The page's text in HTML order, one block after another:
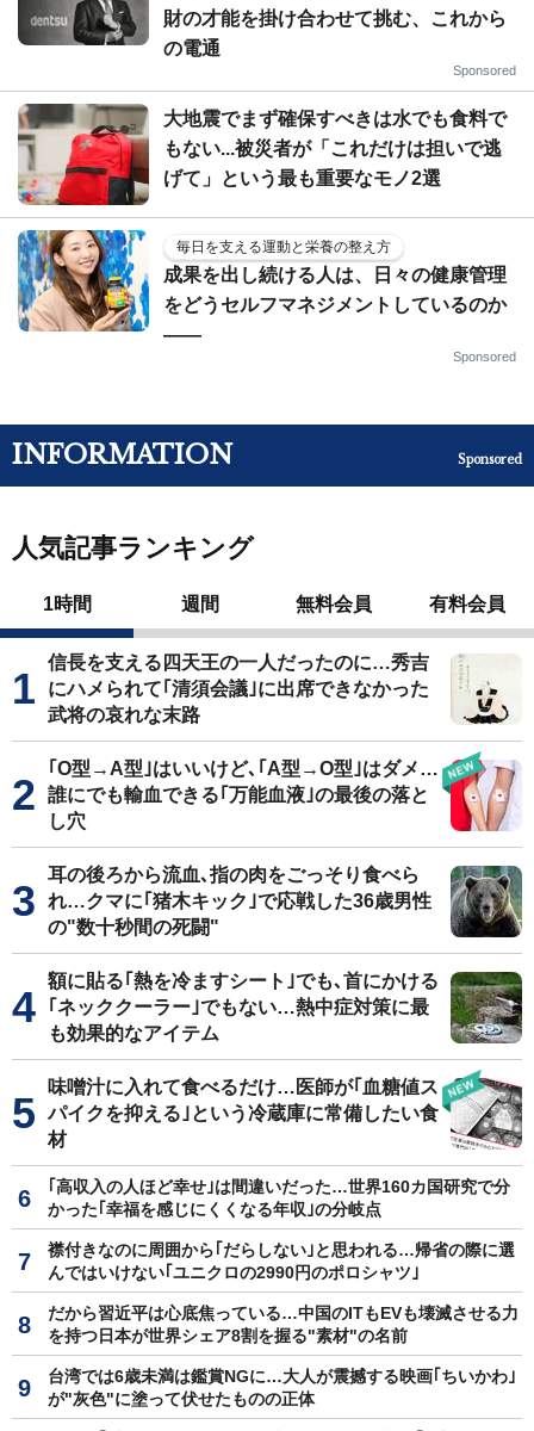
財の才能を掛け合わせて挑む、これから
の電通
Sponsored
大地震でまず確保すべきは水でも食料で
もない...被災者が「これだけは担いで逃
げて」という最も重要なモノ2選
毎日を支える運動と栄養の整え方
成果を出し続ける人は、日々の健康管理
をどうセルフマネジメントしているのか
——
Sponsored
INFORMATION Sponsored
人気記事ランキング
1時間 週間 無料会員 有料会員
信長を支える四天王の一人だったのに…秀吉
にハメられて｢清須会議｣に出席できなかった
武将の哀れな末路
｢O型→A型｣はいいけど､｢A型→O型｣はダメ…
誰にでも輸血できる｢万能血液｣の最後の落と
し穴
耳の後ろから流血､指の肉をごっそり食べら
れ…クマに｢猪木キック｣で応戦した36歳男性
の"数十秒間の死闘"
額に貼る｢熱を冷ますシート｣でも､首にかける
｢ネッククーラー｣でもない…熱中症対策に最
も効果的なアイテム
味噌汁に入れて食べるだけ…医師が｢血糖値ス
パイクを抑える｣という冷蔵庫に常備したい食
材
｢高収入の人ほど幸せ｣は間違いだった…世界160カ国研究で分
かった｢幸福を感じにくくなる年収｣の分岐点
襟付きなのに周囲から｢だらしない｣と思われる…帰省の際に選
んではいけない｢ユニクロの2990円のポロシャツ｣
だから習近平は心底焦っている…中国のITもEVも壊滅させる力
を持つ日本が世界シェア8割を握る"素材"の名前
台湾では6歳未満は鑑賞NGに…大人が震撼する映画｢ちいかわ｣
が"灰色"に塗って伏せたものの正体